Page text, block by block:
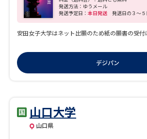
大学で学べる内容や特徴を調べる
新増設大学・学部・学科特集
国際・グ
集
デジタルパンフレット
新学年スタート号特集ページ
新学年ス
また、2025年3月卒業生は、99.5%の就職率でした。 卒業
高く、安定した就職率を支える要因の一つです。
発送方法：ゆうメール
発送予定日： 本日発送 発送日の３～
安田女子大学はネット出願のため紙の願書の受付
デジパン
山口大学
山口県